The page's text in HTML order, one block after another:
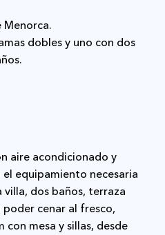
Menorca.
equipamiento necesaria
dos baños, terraza
con mesa y sillas, desde